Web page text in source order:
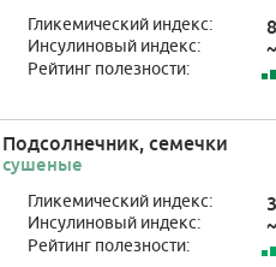
Гликемический индекс: 8
Инсулиновый индекс: ~
Рейтинг полезности:
Подсолнечник, семечки
сушеные
Гликемический индекс:
Инсулиновый индекс: ~
Рейтинг полезности: